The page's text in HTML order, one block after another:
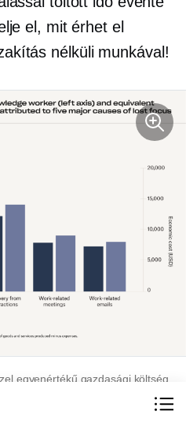
el, mit érhet el
nélküli munkával!
egyenértékű gazdasági költség
Economist Impact jelentése)